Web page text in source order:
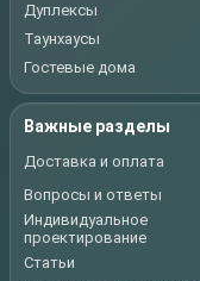
Дуплексы
Таунхаусы
Гостевые дома
Важные разделы
Доставка и оплата
Вопросы и ответы
Индивидуальное
проектирование
Статьи